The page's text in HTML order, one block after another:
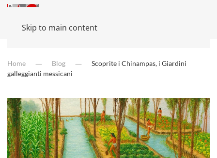
Skip to main content
Home Blog
Scoprite i Chinampas, i Giardini
galleggianti messicani